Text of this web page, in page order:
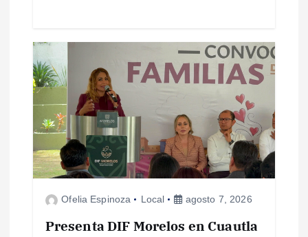
a
s
Ofelia Espinoza Local agosto 7, 2026
Presenta DIF Morelos en Cuautla